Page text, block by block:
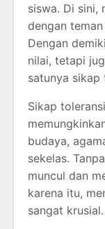
siswa. Di sini,
dengan
Dengan
nilai, tetapi
satunya sikap
Sikap
budaya,
sekelas.
muncul dan
karena itu,
sangat krusial.